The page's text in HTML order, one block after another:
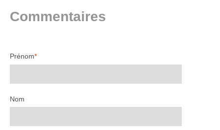
Commentaires
Prénom*
Nom